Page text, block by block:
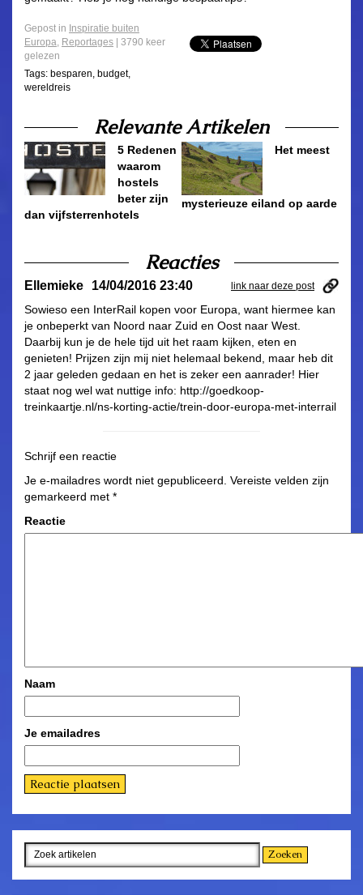
Gepost in Inspiratie buiten
Europa, Reportages | 3790 keer
gelezen
Tags: besparen, budget,
wereldreis
Relevante Artikelen
5 Redenen
waarom
hostels
beter zijn
dan vijfsterrenhotels
Het meest
mysterieuze eiland op aarde
Reacties
Ellemieke 14/04/2016 23:40 link naar deze post
Sowieso een InterRail kopen voor Europa, want hiermee kan
je onbeperkt van Noord naar Zuid en Oost naar West.
Daarbij kun je de hele tijd uit het raam kijken, eten en
genieten! Prijzen zijn mij niet helemaal bekend, maar heb dit
2 jaar geleden gedaan en het is zeker een aanrader! Hier
staat nog wel wat nuttige info: http://goedkoop-
treinkaartje.nl/ns-korting-actie/trein-door-europa-met-interrail
Schrijf een reactie
Je e-mailadres wordt niet gepubliceerd. Vereiste velden zijn
gemarkeerd met *
Reactie
Naam
Je emailadres